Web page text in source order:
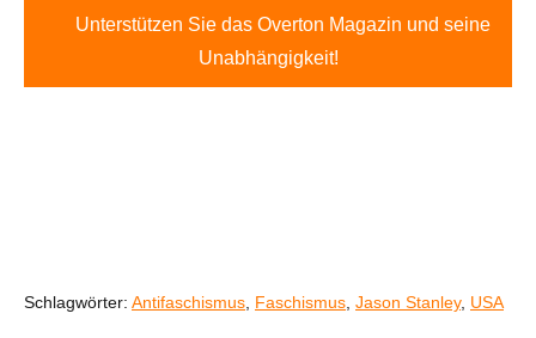
Unterstützen Sie das Overton Magazin und seine
Unabhängigkeit!
Schlagwörter: Antifaschismus Faschismus Jason Stanley, USA